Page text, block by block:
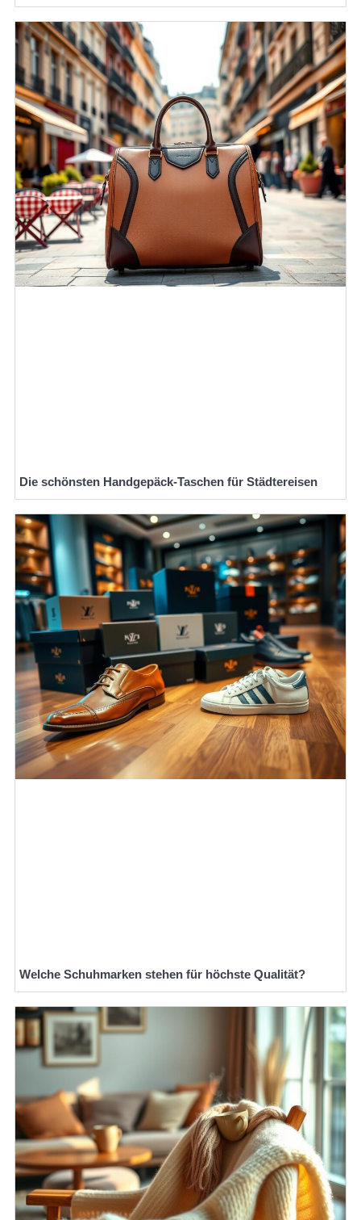
Die schönsten Handgepäck-Taschen für Städtereisen
Welche Schuhmarken stehen für höchste Qualität?